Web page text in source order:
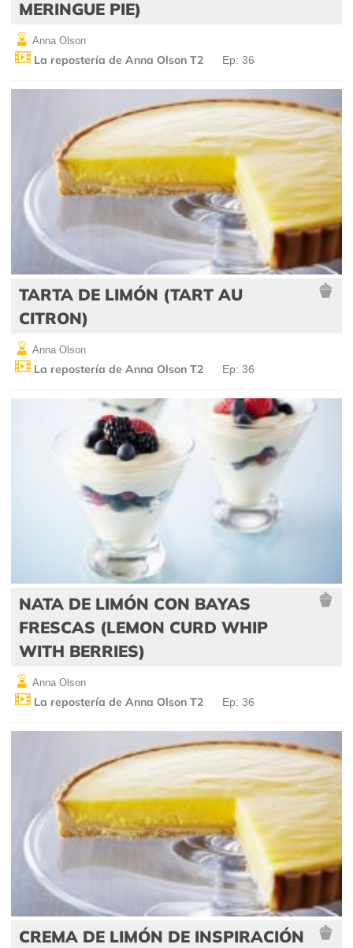
MERINGUE PIE)
Anna Olson
La repostería de Anna Olson T2 Ep: 36
TARTA DE LIMÓN (TART AU
CITRON)
Anna Olson
La repostería de Anna Olson T2 Ep: 36
NATA DE LIMÓN CON BAYAS
FRESCAS (LEMON CURD WHIP
WITH BERRIES)
Anna Olson
La repostería de Anna Olson T2 Ep: 36
CREMA DE LIMÓN DE INSPIRACIÓN